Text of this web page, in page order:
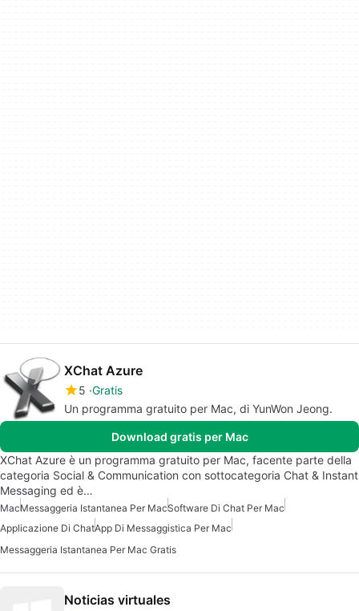
XChat Azure
5 Gratis
Un programma gratuito per Mac, di YunWon Jeong.
Download gratis per Mac
XChat Azure è un programma gratuito per Mac, facente parte della
categoria Social & Communication con sottocategoria Chat & Instant
Messaging ed è…
MacMessaggeria Istantanea Per MacSoftware Di Chat Per Mac
Applicazione Di ChatApp Di Messaggistica Per Mac
Messaggeria Istantanea Per Mac Gratis
Noticias virtuales